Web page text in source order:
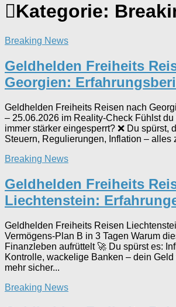
Kategorie:
Breaking News
Geldhelden Freiheits
Georgien:
Geldhelden Freiheits Reisen nach
– 25.06.2026 im Reality-Check Fühlst
immer stärker eingesperrt? ❌ Du spürst,
Steuern, Regulierungen, Inflation – alles
Breaking News
Geldhelden Freiheits
Liechtenstein:
Geldhelden Freiheits Reisen
Vermögens-Plan B in 3 Tagen Warum
Finanzleben aufrüttelt 🚀 Du spürst es:
Kontrolle, wackelige Banken – dein
mehr sicher...
Breaking News